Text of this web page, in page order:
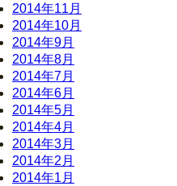
2014年11月
2014年10月
2014年9月
2014年8月
2014年7月
2014年6月
2014年5月
2014年4月
2014年3月
2014年2月
2014年1月